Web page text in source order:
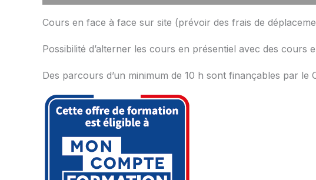
Cours en face à face sur site (prévoir des frais de
Possibilité d’alterner les cours en présentiel avec des cours
Des parcours d’un minimum de 10 h sont finançables par le